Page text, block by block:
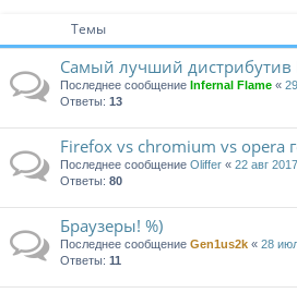
Темы
Самый лучший дистрибутив
Последнее сообщение Infernal Flame «
Ответы: 13
Firefox vs chromium vs opera
Последнее сообщение Oliffer « 22 авг
Ответы: 80
Браузеры! %)
Последнее сообщение Gen1us2k « 28
Ответы: 11